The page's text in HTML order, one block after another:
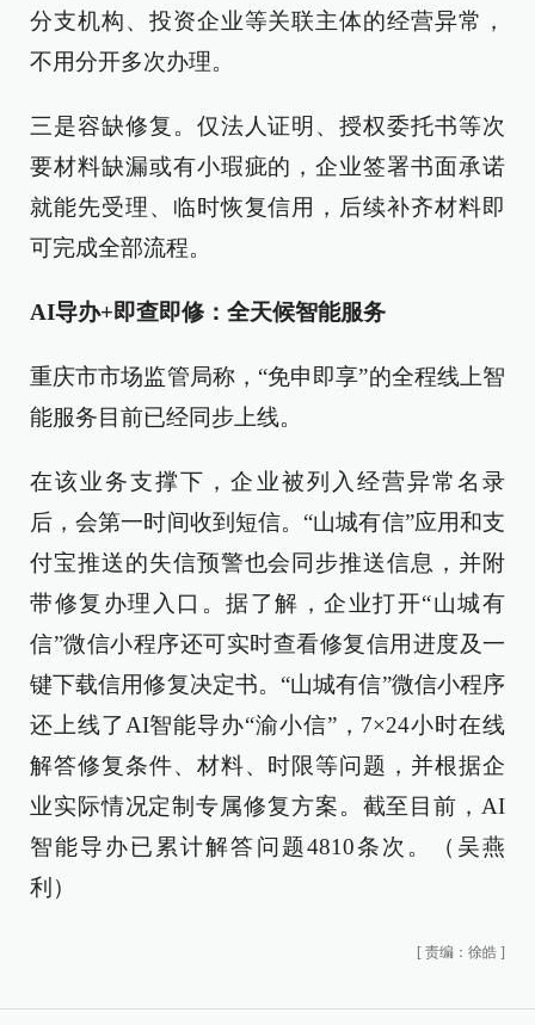
分支机构、投资企业等关联主体的经营异常，
不用分开多次办理。
三是容缺修复。仅法人证明、授权委托书等次
要材料缺漏或有小瑕疵的，企业签署书面承诺
就能先受理、临时恢复信用，后续补齐材料即
可完成全部流程。
AI导办+即查即修：全天候智能服务
重庆市市场监管局称，“免申即享”的全程线上智
能服务目前已经同步上线。
在该业务支撑下，企业被列入经营异常名录
后，会第一时间收到短信。“山城有信”应用和支
付宝推送的失信预警也会同步推送信息，并附
带修复办理入口。据了解，企业打开“山城有
信”微信小程序还可实时查看修复信用进度及一
键下载信用修复决定书。“山城有信”微信小程序
还上线了AI智能导办“渝小信”，7×24小时在线
解答修复条件、材料、时限等问题，并根据企
业实际情况定制专属修复方案。截至目前，AI
智能导办已累计解答问题4810条次。（吴燕
利）
[ 责编：徐皓 ]